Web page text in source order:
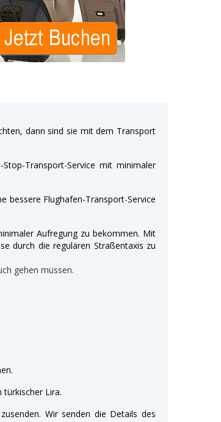
dann sind sie mit dem Transport
Transport-Service mit minimaler
bessere Flughafen-Transport-Service
Aufregung zu bekommen. Mit
durch die regulären Straßentaxis zu
gehen müssen.
türkischer Lira.
Wir senden die Details des